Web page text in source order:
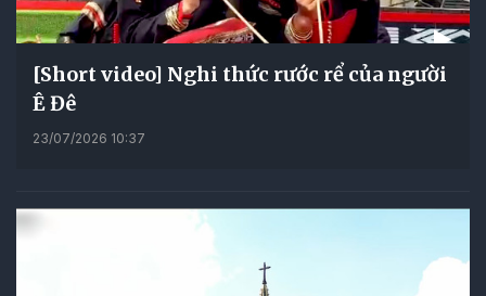
[Short video] Nghi thức rước rể của người
Ê Đê
23/07/2026 10:37